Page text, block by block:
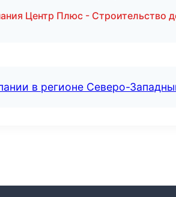
Центр Плюс - Строительство
в регионе Северо-